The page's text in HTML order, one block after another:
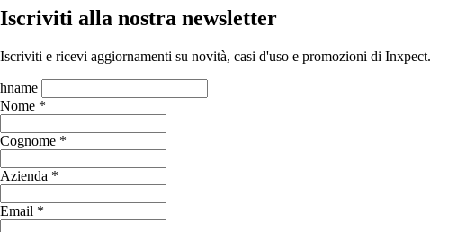
Iscriviti alla nostra newsletter
Iscriviti e ricevi aggiornamenti su novità, casi d'uso e promozioni di Inxpect.
hname
Nome *
Cognome *
Azienda *
Email *